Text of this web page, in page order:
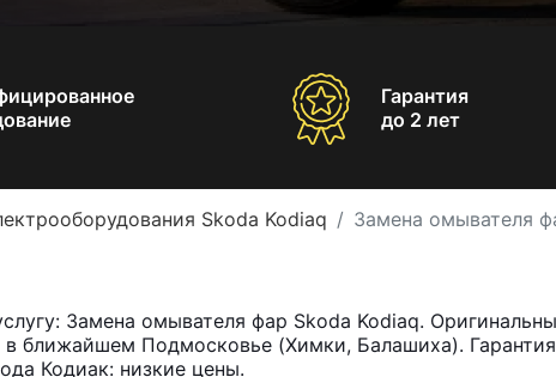
Гарантия
до 2 лет
Skoda Kodiaq Замена омывателя
Замена омывателя фар Skoda Kodiaq.
ближайшем Подмосковье (Химки, Балашиха).
Кодиак: низкие цены.